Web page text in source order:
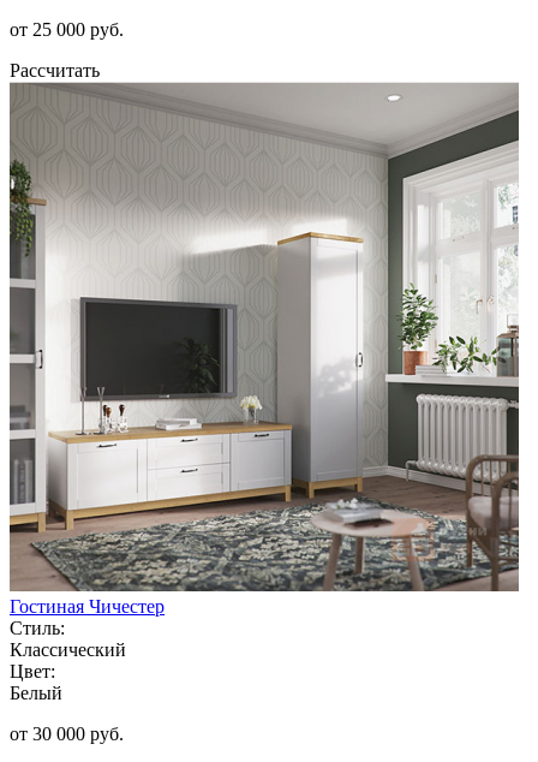
от 25 000 руб.
Рассчитать
Гостиная Чичестер
Стиль:
Классический
Цвет:
Белый
от 30 000 руб.